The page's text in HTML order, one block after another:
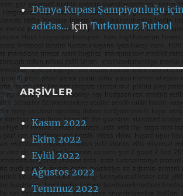
Dünya Kupası Şampiyonluğu
adidas…içinTutkumuz Futbol
ARŞIVLER
Kasım 2022
Ekim 2022
Eylül 2022
Ağustos 2022
Temmuz 2022